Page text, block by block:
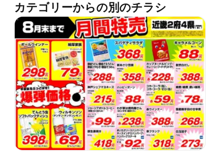
カテゴリーからの別のチラシ